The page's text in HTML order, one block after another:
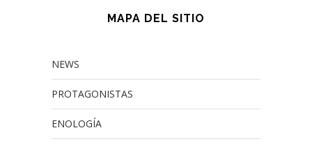
MAPA DEL SITIO
NEWS
PROTAGONISTAS
ENOLOGÍA